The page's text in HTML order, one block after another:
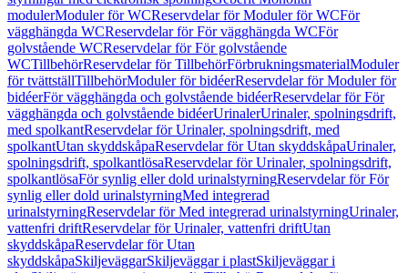
modulerModuler för WCReservdelar för Moduler för WCFör
vägghängda WCReservdelar för För vägghängda WCFör
golvstående WCReservdelar för För golvstående
WCTillbehörReservdelar för TillbehörFörbrukningsmaterialModuler
för tvättställTillbehörModuler för bidéerReservdelar för Moduler för
bidéerFör vägghängda och golvstående bidéerReservdelar för För
vägghängda och golvstående bidéerUrinalerUrinaler, spolningsdrift,
med spolkantReservdelar för Urinaler, spolningsdrift, med
spolkantUtan skyddskåpaReservdelar för Utan skyddskåpaUrinaler,
spolningsdrift, spolkantlösaReservdelar för Urinaler, spolningsdrift,
spolkantlösaFör synlig eller dold urinalstyrningReservdelar för För
synlig eller dold urinalstyrningMed integrerad
urinalstyrningReservdelar för Med integrerad urinalstyrningUrinaler,
vattenfri driftReservdelar för Urinaler, vattenfri driftUtan
skyddskåpaReservdelar för Utan
skyddskåpaSkiljeväggarSkiljeväggar i plastSkiljeväggar i